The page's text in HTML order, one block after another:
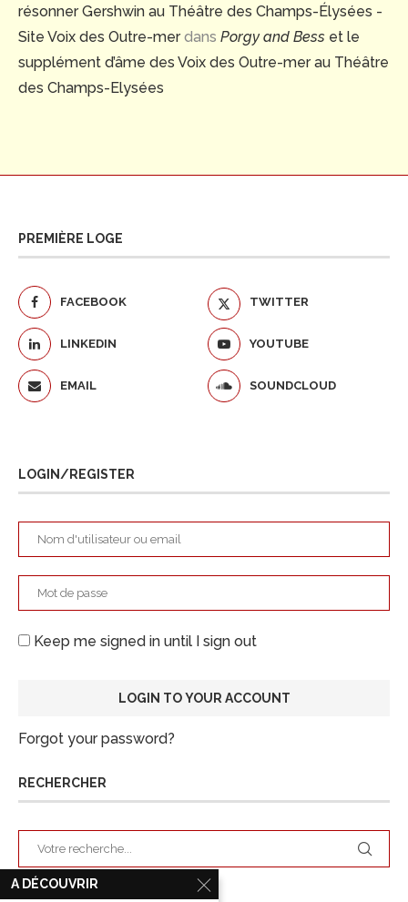
résonner Gershwin au Théâtre des Champs-Élysées -
Site Voix des Outre-merdans Porgy and Bess et le
supplément d’âme des Voix des Outre-mer au Théâtre
des Champs-Elysées
PREMIÈRE LOGE
FACEBOOK TWITTER
LINKEDIN YOUTUBE
EMAIL SOUNDCLOUD
LOGIN/REGISTER
Keep me signed in until I sign out
Forgot your password?
RECHERCHER
A DÉCOUVRIR